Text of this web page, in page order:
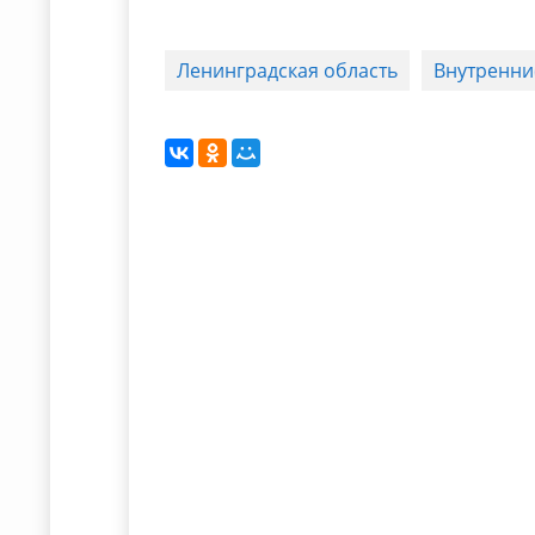
Ленинградская область